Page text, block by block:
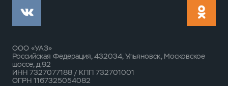
ООО «УАЗ»
Российская Федерация, 432034, Ульяновск, Московское
шоссе, д.92
ИНН 7327077188 / КПП 732701001
ОГРН 1167325054082